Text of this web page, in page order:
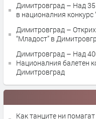
Димитровград – Над
в националния конкурс
Димитровград –
“Младост” в
Димитровград – Над
Националния балетен
Димитровград
Как танците ни